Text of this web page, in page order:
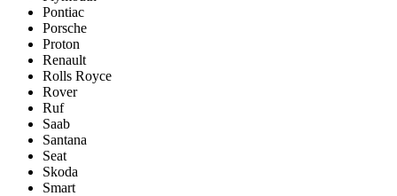
Pontiac
Porsche
Proton
Renault
Rolls Royce
Rover
Ruf
Saab
Santana
Seat
Skoda
Smart